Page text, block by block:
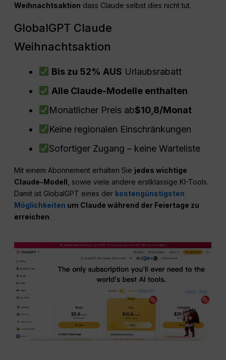
Weihnachtsaktion dass Claude selbst dies nicht tut.
GlobalGPT Claude
Weihnachtsaktion
Bis zu 52% AUS Urlaubsrabatt
Alle Claude-Modelle enthalten
Monatlicher Preis ab$10,8/Monat
Keine regionalen Einschränkungen
Sofortiger Zugang – keine Warteliste
Mit einem Abonnement erhalten Sie jedes wichtige
Claude-Modell , sowie viele andere erstklassige KI-Tools.
Damit ist GlobalGPT eines der kostengünstigsten
Möglichkeiten um Claude während der Feiertage zu
erreichen.